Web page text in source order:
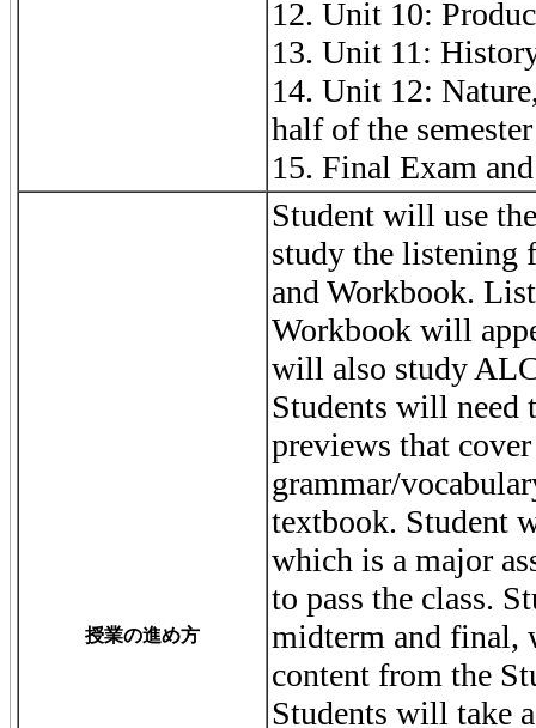
12. Unit 10:
13. Unit 11:
14. Unit 12:
half of the semester
15. Final Exam
授業の進め方
Student will use
study the listening
and Workbook.
Workbook will
will also study
Students will need
previews that cover
grammar/
textbook. Student
which is a major
to pass the class.
midterm and final,
content from the
Students will take